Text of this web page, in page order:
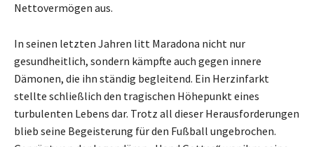
Nettovermögen aus.
In seinen letzten Jahren litt Maradona nicht nur
gesundheitlich, sondern kämpfte auch gegen innere
Dämonen, die ihn ständig begleitend. Ein Herzinfarkt
stellte schließlich den tragischen Höhepunkt eines
turbulenten Lebens dar. Trotz all dieser Herausforderungen
blieb seine Begeisterung für den Fußball ungebrochen.